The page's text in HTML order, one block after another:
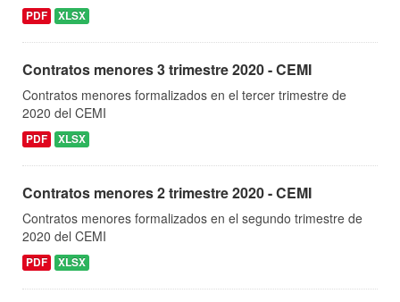
PDF XLSX
Contratos menores 3 trimestre 2020 - CEMI
Contratos menores formalizados en el tercer trimestre de
2020 del CEMI
PDF XLSX
Contratos menores 2 trimestre 2020 - CEMI
Contratos menores formalizados en el segundo trimestre de
2020 del CEMI
PDF XLSX